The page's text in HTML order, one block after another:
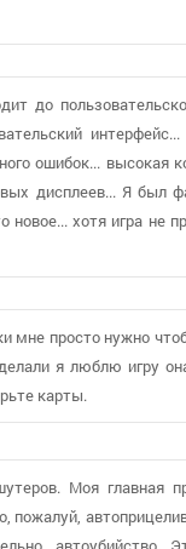
до
ошибок... высокая
дисплеев... Я был
хотя игра не
мне просто нужно
я люблю игру
карты.
Моя главная
пожалуй,